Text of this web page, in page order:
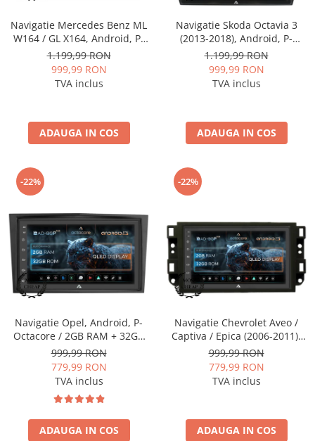
Navigatie Mercedes Benz ML
W164 / GL X164, Android, P-
Octacore / 2GB RAM + 32GB
ROM, 9 Inch - AD-
BGP9002+AD-BGRKIT405
1.199,99 RON
999,99 RON
TVA inclus
ADAUGA IN COS
Navigatie Skoda Octavia 3
(2013-2018), Android, P-
Octacore / 2GB RAM + 32GB
ROM, 10.1 Inch - AD-
BGP10002+AD-BGRKIT026
1.199,99 RON
999,99 RON
TVA inclus
ADAUGA IN COS
-22%
Navigatie Opel, Android, P-
Octacore / 2GB RAM + 32GB
ROM, 7 Inch - AD-
BGP1002+AD-BGROP002
999,99 RON
779,99 RON
TVA inclus
ADAUGA IN COS
-22%
Navigatie Chevrolet Aveo /
Captiva / Epica (2006-2011),
Android, P-Octacore / 2GB
RAM + 32GB ROM, 7 Inch -
AD-BGP1002+AD-
BGRCH0092DIN
999,99 RON
779,99 RON
TVA inclus
ADAUGA IN COS